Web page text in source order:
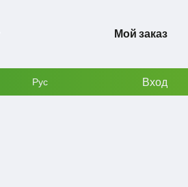
Мой заказ
Рус Вход